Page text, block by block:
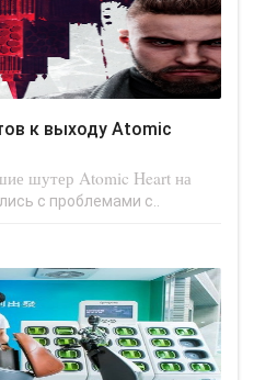
шутер Atomic Heart на
с проблемами с..